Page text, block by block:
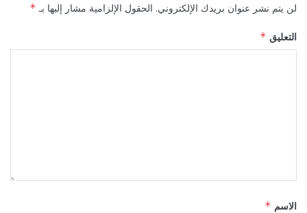
لن يتم نشر عنوان بريدك الإلكتروني. الحقول الإلزامية مشار إليها بـ *
التعليق *
الاسم *